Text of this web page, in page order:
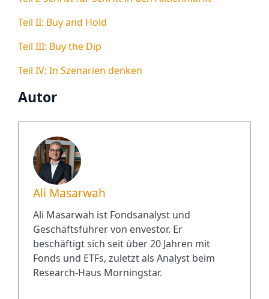
Teil II: Buy and Hold
Teil III: Buy the Dip
Teil IV: In Szenarien denken
Autor
Ali Masarwah
Ali Masarwah ist Fondsanalyst und
Geschäftsführer von envestor. Er
beschäftigt sich seit über 20 Jahren mit
Fonds und ETFs, zuletzt als Analyst beim
Research-Haus Morningstar.